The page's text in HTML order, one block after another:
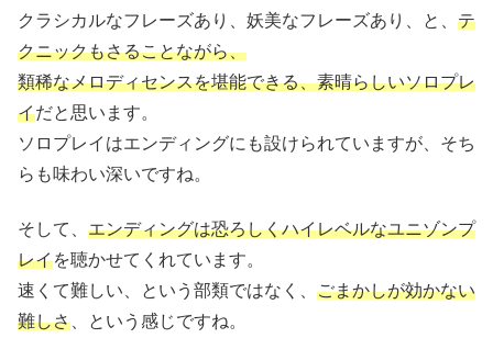
クラシカルなフレーズあり、妖美なフレーズあり、と、 テ
クニックもさることながら、
類稀なメロディセンスを堪能できる、素晴らしいソロプレ
イだと思います。
ソロプレイはエンディングにも設けられていますが、そち
らも味わい深いですね。
そして、 エンディングは恐ろしくハイレベルなユニゾンプ
レイを聴かせてくれています。
速くて難しい、という部類ではなく、 ごまかしが効かない
難しさ 、という感じですね。